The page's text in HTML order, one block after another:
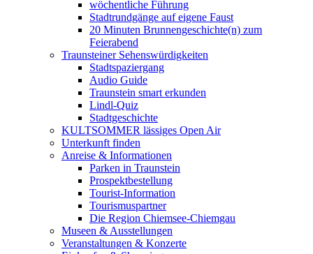
wöchentliche Führung
Stadtrundgänge auf eigene Faust
20 Minuten Brunnengeschichte(n) zum
Feierabend
Traunsteiner Sehenswürdigkeiten
Stadtspaziergang
Audio Guide
Traunstein smart erkunden
Lindl-Quiz
Stadtgeschichte
KULTSOMMER lässiges Open Air
Unterkunft finden
Anreise & Informationen
Parken in Traunstein
Prospektbestellung
Tourist-Information
Tourismuspartner
Die Region Chiemsee-Chiemgau
Museen & Ausstellungen
Veranstaltungen & Konzerte